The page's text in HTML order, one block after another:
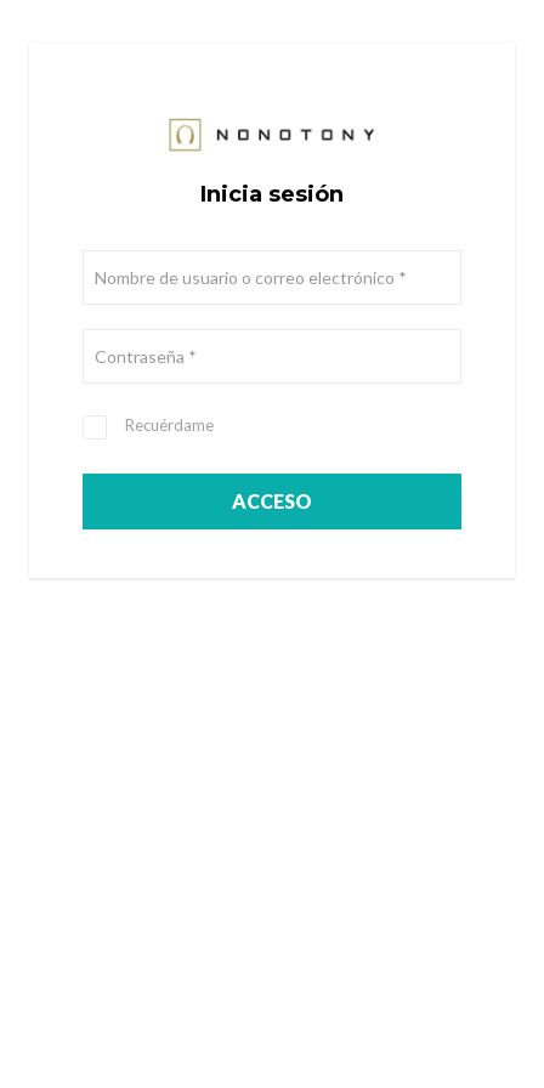
Inicia sesión
Nombre de usuario o correo electrónico *
Contraseña *
Recuérdame
ACCESO